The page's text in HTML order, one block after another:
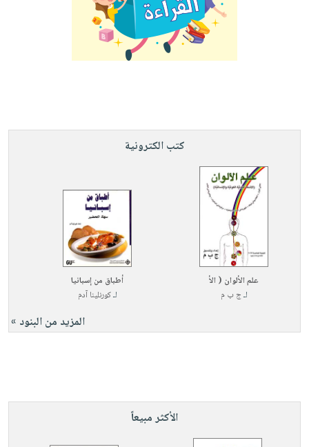
كتب الكترونية
علم الألوان ( الأ
لـج ب م
أطباق من إسبانيا
لـكورنلينا آدم
المزيد من البنود »
الأكثر مبيعاً